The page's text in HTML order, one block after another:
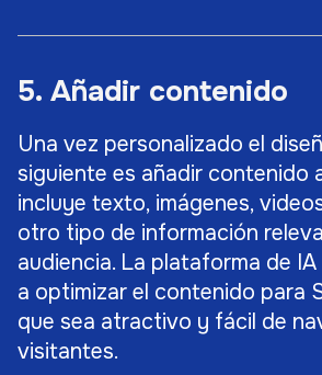
5. Añadir contenido
Una vez personalizado el
siguiente es añadir contenido
incluye texto, imágenes,
otro tipo de información
audiencia. La plataforma de
a optimizar el contenido para
que sea atractivo y fácil de
visitantes.